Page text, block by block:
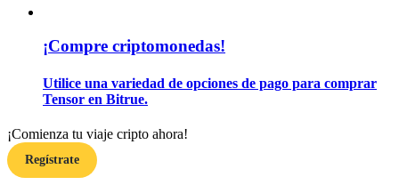
Aprenda cómo mantenerse rentable
¡Compre criptomonedas!
Utilice una variedad de opciones de pago para comprar
Tensor en Bitrue.
¡Comienza tu viaje cripto ahora!
Regístrate